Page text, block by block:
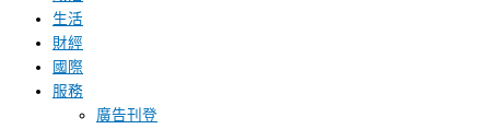
生活
財經
國際
服務
廣告刊登